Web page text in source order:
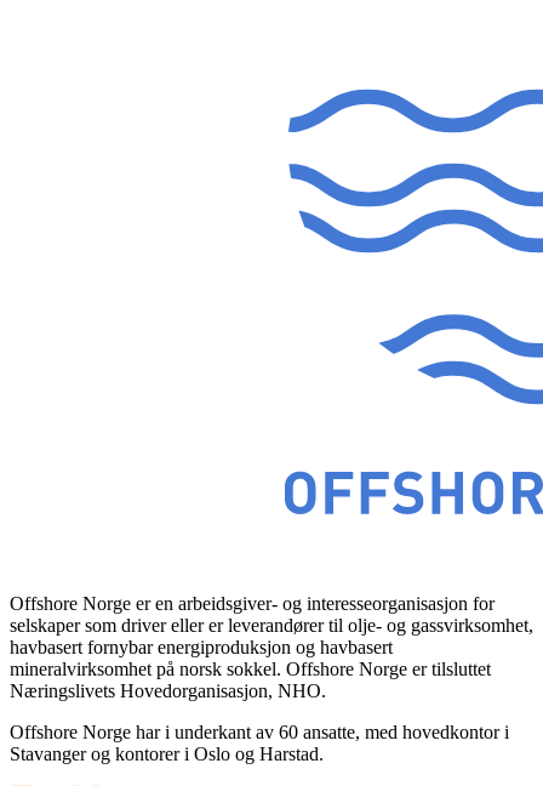
Offshore Norge er en arbeidsgiver- og interesseorganisasjon for
selskaper som driver eller er leverandører til olje- og gassvirksomhet,
havbasert fornybar energiproduksjon og havbasert
mineralvirksomhet på norsk sokkel. Offshore Norge er tilsluttet
Næringslivets Hovedorganisasjon, NHO.
Offshore Norge har i underkant av 60 ansatte, med hovedkontor i
Stavanger og kontorer i Oslo og Harstad.